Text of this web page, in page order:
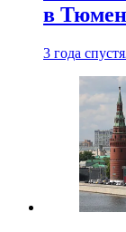
в
3 года спустя